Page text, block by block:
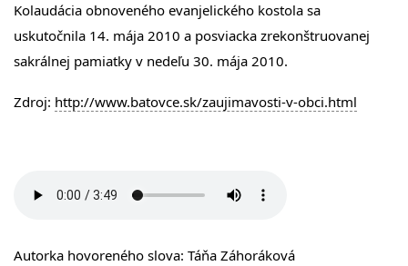
Kolaudácia obnoveného evanjelického kostola sa
uskutočnila 14. mája 2010 a posviacka zrekonštruovanej
sakrálnej pamiatky v nedeľu 30. mája 2010.
Zdroj: http://www.batovce.sk/zaujimavosti-v-obci.html
Autorka hovoreného slova: Táňa Záhoráková